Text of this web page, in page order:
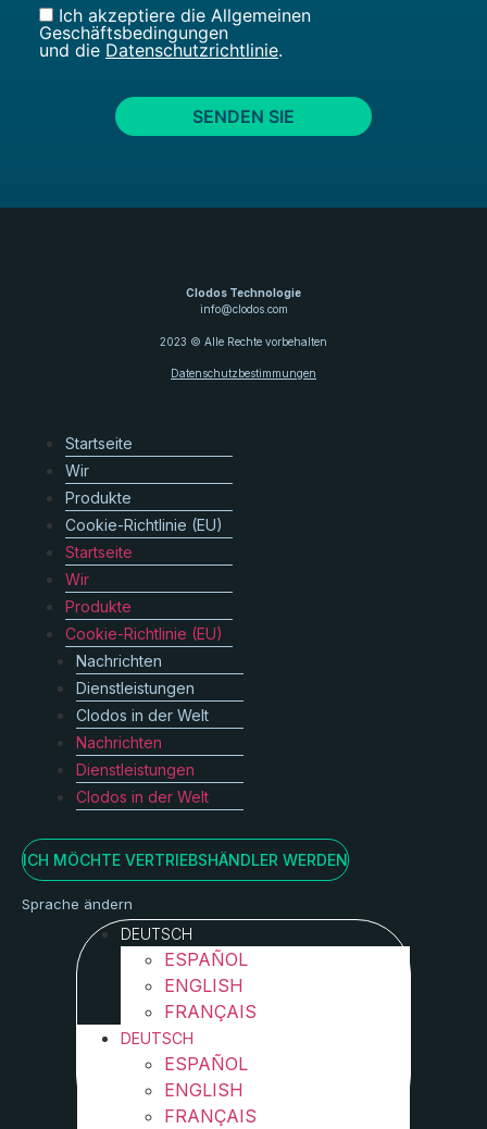
Ich akzeptiere die Allgemeinen
Geschäftsbedingungen
und die Datenschutzrichtlinie.
Clodos Technologie
info@clodos.com
2023 © Alle Rechte vorbehalten
Datenschutzbestimmungen
Startseite
Wir
Produkte
Cookie-Richtlinie (EU)
Startseite
Wir
Produkte
Cookie-Richtlinie (EU)
Nachrichten
Dienstleistungen
Clodos in der Welt
Nachrichten
Dienstleistungen
Clodos in der Welt
ICH MÖCHTE VERTRIEBSHÄNDLER WERDEN
Sprache ändern
DEUTSCH
ESPAÑOL
ENGLISH
FRANÇAIS
DEUTSCH
ESPAÑOL
ENGLISH
FRANÇAIS